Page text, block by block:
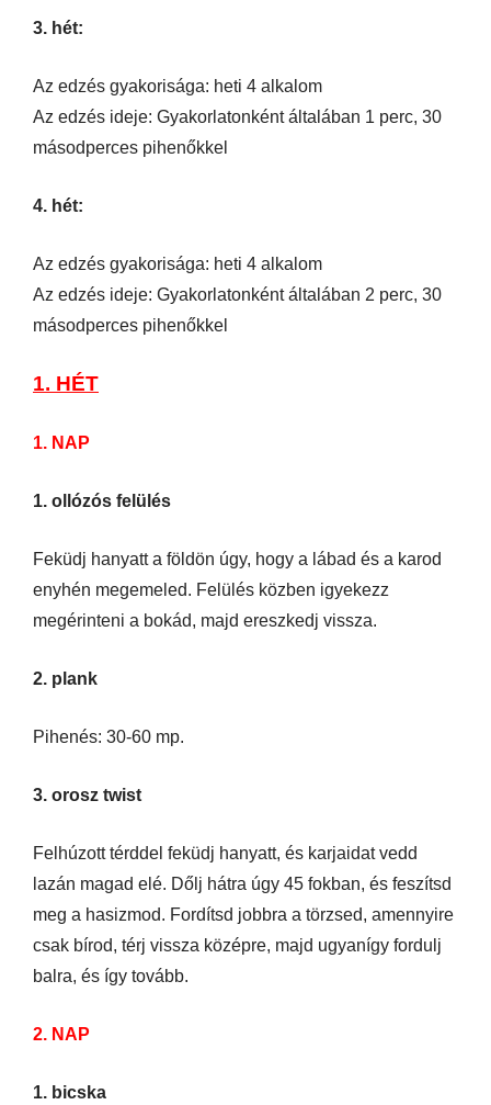
3. hét:
Az edzés gyakorisága: heti 4 alkalom
Az edzés ideje: Gyakorlatonként általában 1 perc, 30
másodperces pihenőkkel
4. hét:
Az edzés gyakorisága: heti 4 alkalom
Az edzés ideje: Gyakorlatonként általában 2 perc, 30
másodperces pihenőkkel
1. HÉT
1. NAP
1. ollózós felülés
Feküdj hanyatt a földön úgy, hogy a lábad és a karod
enyhén megemeled. Felülés közben igyekezz
megérinteni a bokád, majd ereszkedj vissza.
2. plank
Pihenés: 30-60 mp.
3. orosz twist
Felhúzott térddel feküdj hanyatt, és karjaidat vedd
lazán magad elé. Dőlj hátra úgy 45 fokban, és feszítsd
meg a hasizmod. Fordítsd jobbra a törzsed, amennyire
csak bírod, térj vissza középre, majd ugyanígy fordulj
balra, és így tovább.
2. NAP
1. bicska